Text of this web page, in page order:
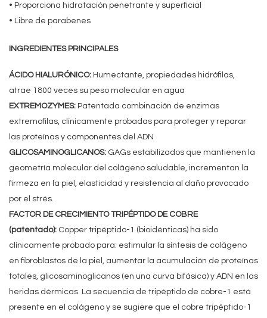
• Proporciona hidratación penetrante y superficial
• Libre de parabenes
INGREDIENTES PRINCIPALES
ÁCIDO HIALURÓNICO: Humectante, propiedades hidrófilas,
atrae 1800 veces su peso molecular en agua
EXTREMOZYMES: Patentada combinación de enzimas
extremofilas, clínicamente probadas para proteger y reparar
las proteínas y componentes del ADN
GLICOSAMINOGLICANOS: GAGs estabilizados que mantienen la
geometría molecular del colágeno saludable, incrementan la
firmeza en la piel, elasticidad y resistencia al daño provocado
por el strés.
FACTOR DE CRECIMIENTO TRIPÉPTIDO DE COBRE
(patentado): Copper tripéptido-1 (bioidénticas) ha sido
clínicamente probado para: estimular la síntesis de colágeno
en fibroblastos de la piel, aumentar la acumulación de proteínas
totales, glicosaminoglicanos (en una curva bifásica) y ADN en las
heridas dérmicas. La secuencia de tripéptido de cobre-1 está
presente en el colágeno y se sugiere que el cobre tripéptido-1